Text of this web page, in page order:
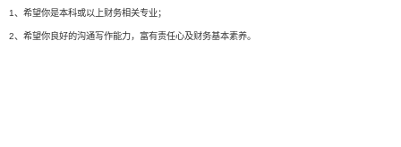
1、希望你是本科或以上财务相关专业；
2、希望你良好的沟通写作能力，富有责任心及财务基本素养。